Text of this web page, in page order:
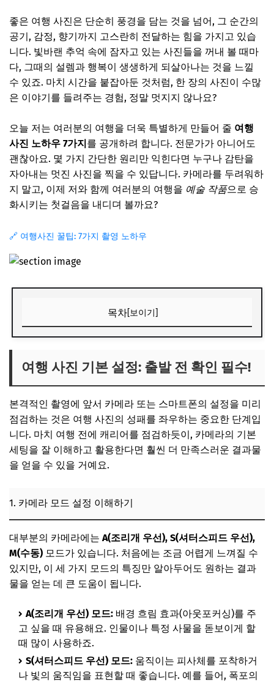
좋은 여행 사진은 단순히 풍경을 담는 것을 넘어, 그 순간의
공기, 감정, 향기까지 고스란히 전달하는 힘을 가지고 있습
니다. 빛바랜 추억 속에 잠자고 있는 사진들을 꺼내 볼 때마
다, 그때의 설렘과 행복이 생생하게 되살아나는 것을 느낄
수 있죠. 마치 시간을 붙잡아둔 것처럼, 한 장의 사진이 수많
은 이야기를 들려주는 경험, 정말 멋지지 않나요?
오늘 저는 여러분의 여행을 더욱 특별하게 만들어 줄 여행
사진 노하우 7가지를 공개하려 합니다. 전문가가 아니어도
괜찮아요. 몇 가지 간단한 원리만 익힌다면 누구나 감탄을
자아내는 멋진 사진을 찍을 수 있답니다. 카메라를 두려워하
지 말고, 이제 저와 함께 여러분의 여행을 예술 작품으로 승
화시키는 첫걸음을 내디뎌 볼까요?
🔗 여행사진 꿀팁: 7가지 촬영 노하우
목차[보이기]
1. 카메라 모드 설정 이해하기
2. ISO, 조리개, 셔터스피드: 빛을 다루는 세 가지 요소
3. 화이트 밸런스 조정으로 색감 잡기
4. 스마트폰 카메라 설정 최적화
📌 지금 뜨는 꿀정보! 놓치지 마세요
추가할인 코드 WRVE6
1. 광각 렌즈와 파노라마 기능 적극 활용
3. 원근감과 깊이를 살리는 구도
4. 날씨 변화도 기회!
📌 지금 뜨는 꿀정보! 놓치지 마세요
추가할인 코드 WRVE6
감성 넘치는 인물 사진 연출 비법
1. 자연스러운 포즈와 시선 유도
2. 배경과 인물의 조화로운 배치
여행 사진 기본 설정: 출발 전 확인 필수!
본격적인 촬영에 앞서 카메라 또는 스마트폰의 설정을 미리
점검하는 것은 여행 사진의 성패를 좌우하는 중요한 단계입
니다. 마치 여행 전에 캐리어를 점검하듯이, 카메라의 기본
세팅을 잘 이해하고 활용한다면 훨씬 더 만족스러운 결과물
을 얻을 수 있을 거예요.
1. 카메라 모드 설정 이해하기
대부분의 카메라에는 A(조리개 우선), S(셔터스피드 우선),
M(수동) 모드가 있습니다. 처음에는 조금 어렵게 느껴질 수
있지만, 이 세 가지 모드의 특징만 알아두어도 원하는 결과
물을 얻는 데 큰 도움이 됩니다.
A(조리개 우선) 모드: 배경 흐림 효과(아웃포커싱)를 주
고 싶을 때 유용해요. 인물이나 특정 사물을 돋보이게 할
때 많이 사용하죠.
S(셔터스피드 우선) 모드: 움직이는 피사체를 포착하거
나 빛의 움직임을 표현할 때 좋습니다. 예를 들어, 폭포의